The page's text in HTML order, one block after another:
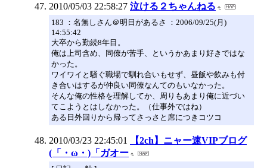
2010/05/03 22:58:27 泣ける２ちゃんねる
183 ：名無しさん＠明日があるさ ：2006/09/25(月)
14:55:42
大卒から勤続8年目。
俺は上司含め、同僚が苦手、というかあまり好きではな
かった。
ワイワイと騒ぐ職場で馴れ合いもせず、昼飯や飲みも付
き合いはするが仲良い同僚なんてのもいなかった。
そんな俺の性格を理解してか、周りもあまり俺に近づい
てこようとはしなかった。（仕事外ではね）
ある日外回りから帰ってさっさと席につきコツコ
2010/03/23 22:45:01
【2ch】ニャー速VIPブログ
(「・ω・)「ガオー